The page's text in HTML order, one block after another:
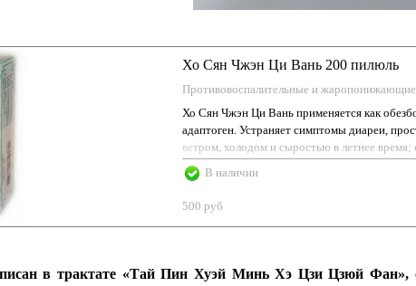
Хо Сян Чжэн Ци Вань 200 пилюль
Противовоспалительные и жаропонижающие
Хо Сян Чжэн Ци Вань применяется как
адаптоген. Устраняет симптомы диареи,
ветром, холодом и сыростью в летнее
гастроэнтерита
В наличии
500 руб
в трактате «Тай Пин Хуэй Минь Хэ Цзи Цзюй Фан»,